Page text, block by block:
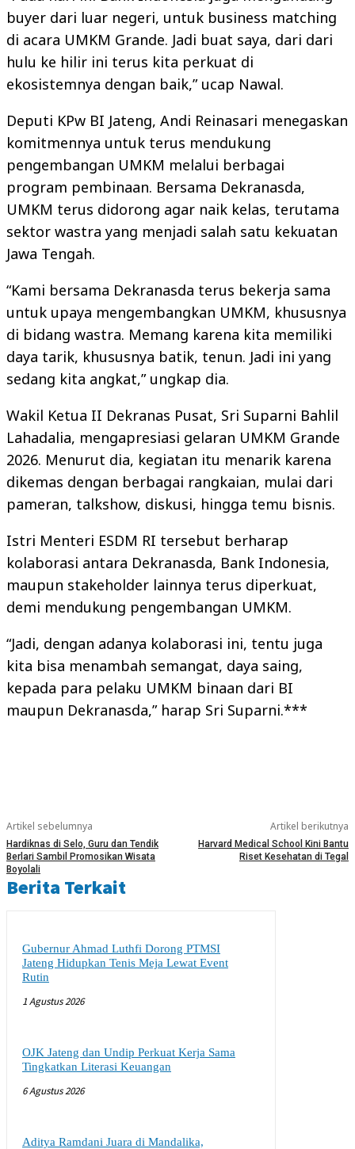
buyer dari luar negeri, untuk business matching
di acara UMKM Grande. Jadi buat saya, dari dari
hulu ke hilir ini terus kita perkuat di
ekosistemnya dengan baik,” ucap Nawal.
Deputi KPw BI Jateng, Andi Reinasari menegaskan
komitmennya untuk terus mendukung
pengembangan UMKM melalui berbagai
program pembinaan. Bersama Dekranasda,
UMKM terus didorong agar naik kelas, terutama
sektor wastra yang menjadi salah satu kekuatan
Jawa Tengah.
“Kami bersama Dekranasda terus bekerja sama
untuk upaya mengembangkan UMKM, khususnya
di bidang wastra. Memang karena kita memiliki
daya tarik, khususnya batik, tenun. Jadi ini yang
sedang kita angkat,” ungkap dia.
Wakil Ketua II Dekranas Pusat, Sri Suparni Bahlil
Lahadalia, mengapresiasi gelaran UMKM Grande
2026. Menurut dia, kegiatan itu menarik karena
dikemas dengan berbagai rangkaian, mulai dari
pameran, talkshow, diskusi, hingga temu bisnis.
Istri Menteri ESDM RI tersebut berharap
kolaborasi antara Dekranasda, Bank Indonesia,
maupun stakeholder lainnya terus diperkuat,
demi mendukung pengembangan UMKM.
“Jadi, dengan adanya kolaborasi ini, tentu juga
kita bisa menambah semangat, daya saing,
kepada para pelaku UMKM binaan dari BI
maupun Dekranasda,” harap Sri Suparni.***
Artikel sebelumnya
Hardiknas di Selo, Guru dan Tendik
Berlari Sambil Promosikan Wisata
Boyolali
Artikel berikutnya
Harvard Medical School Kini Bantu
Riset Kesehatan di Tegal
Berita Terkait
Gubernur Ahmad Luthfi Dorong PTMSI
Jateng Hidupkan Tenis Meja Lewat Event
Rutin
1 Agustus 2026
OJK Jateng dan Undip Perkuat Kerja Sama
Tingkatkan Literasi Keuangan
6 Agustus 2026
Aditya Ramdani Juara di Mandalika,